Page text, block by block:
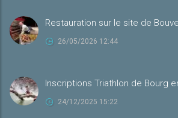
Restauration sur le site de
26/05/2026 12:44
Inscriptions Triathlon de Bourg
24/12/2025 15:22